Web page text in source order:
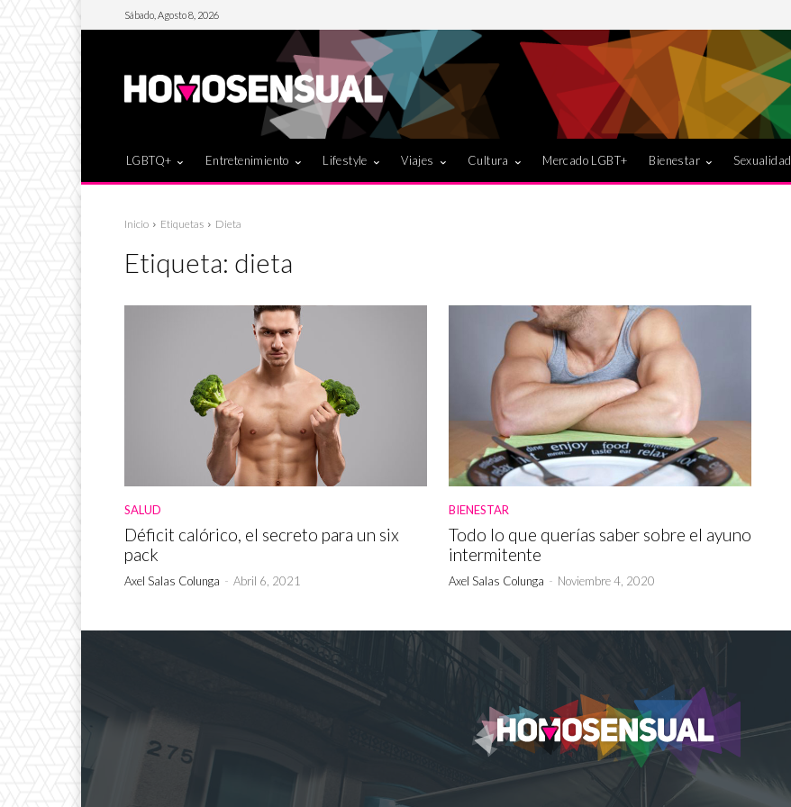
Sábado, Agosto 8, 2026
LGBTQ+ Entretenimiento Lifestyle Viajes Cultura Mercado LGBT+ Bienestar Sexualidad
Inicio Etiquetas Dieta
Etiqueta: dieta
SALUD
Déficit calórico, el secreto para un six
pack
Axel Salas Colunga - Abril 6, 2021
BIENESTAR
Todo lo que querías saber sobre el ayuno
intermitente
Axel Salas Colunga - Noviembre 4, 2020